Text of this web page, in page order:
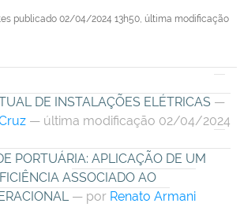
publicado 02/04/2024 13h50, última modificação
DE INSTALAÇÕES ELÉTRICAS —
— última modificação 02/04/2024
PORTUÁRIA: APLICAÇÃO DE UM
ASSOCIADO AO
— por Renato Armani